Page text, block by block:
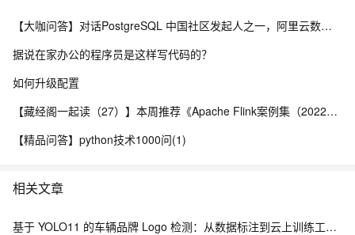
【大咖问答】对话PostgreSQL 中国社区发起人之一，阿里云数据库高级专家 德哥
据说在家办公的程序员是这样写代码的？
如何升级配置
【藏经阁一起读（27）】本周推荐《Apache Flink案例集（2022版）》，你有哪些心得？
【精品问答】python技术1000问(1)
相关文章
基于 YOLO11 的车辆品牌 Logo 检测：从数据标注到云上训练工程化实践